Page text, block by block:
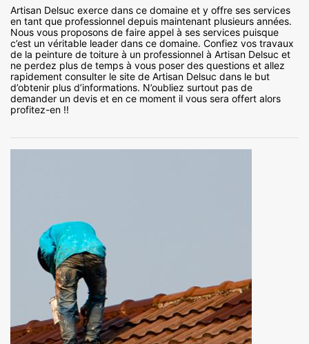
Artisan Delsuc exerce dans ce domaine et y offre ses services
en tant que professionnel depuis maintenant plusieurs années.
Nous vous proposons de faire appel à ses services puisque
c’est un véritable leader dans ce domaine. Confiez vos travaux
de la peinture de toiture à un professionnel à Artisan Delsuc et
ne perdez plus de temps à vous poser des questions et allez
rapidement consulter le site de Artisan Delsuc dans le but
d’obtenir plus d’informations. N’oubliez surtout pas de
demander un devis et en ce moment il vous sera offert alors
profitez-en !!